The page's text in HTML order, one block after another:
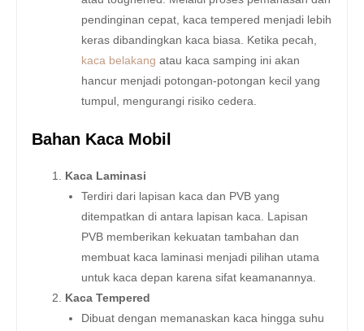
pendinginan cepat, kaca tempered menjadi lebih
keras dibandingkan kaca biasa. Ketika pecah,
kaca belakang atau kaca samping ini akan
hancur menjadi potongan-potongan kecil yang
tumpul, mengurangi risiko cedera.
Bahan Kaca Mobil
Kaca Laminasi
Terdiri dari lapisan kaca dan PVB yang
ditempatkan di antara lapisan kaca. Lapisan
PVB memberikan kekuatan tambahan dan
membuat kaca laminasi menjadi pilihan utama
untuk kaca depan karena sifat keamanannya.
Kaca Tempered
Dibuat dengan memanaskan kaca hingga suhu